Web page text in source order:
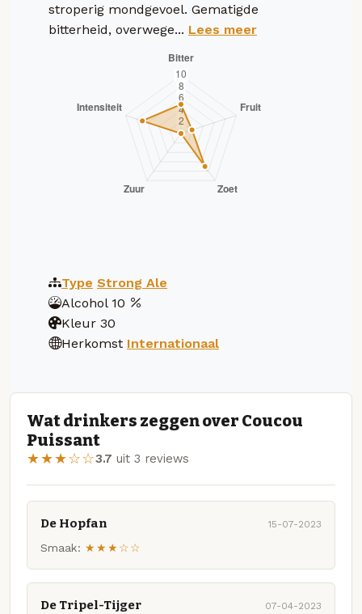
stroperig mondgevoel. Gematigde
bitterheid, overwege... Lees meer
Type Strong Ale
Alcohol 10
Kleur 30
Herkomst Internationaal
Wat drinkers zeggen over Coucou
Puissant
★★★☆☆3.7 uit 3 reviews
De Hopfan 15-07-2023
Smaak: ★★★☆☆
De Tripel-Tijger 07-04-2023